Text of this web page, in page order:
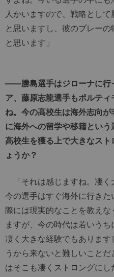
人かいますので、戦略とし
と思いますし、彼のプレー
と思います」
――勝島選手はジローナに行
ア、藤原志龍選手もポルテ
ね。今の高校生は海外志向
に海外への留学や移籍とい
高校生を獲る上で大きなス
ょうか？
「それは感じますね。凄く
今の選手はすぐ海外に行き
際には現実的なことを教え
ますが、今の時代は若いう
凄く大きな経験でもありま
うから来ないと難しいこと
はそこも凄くストロングにし